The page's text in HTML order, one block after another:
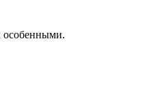
особенными.